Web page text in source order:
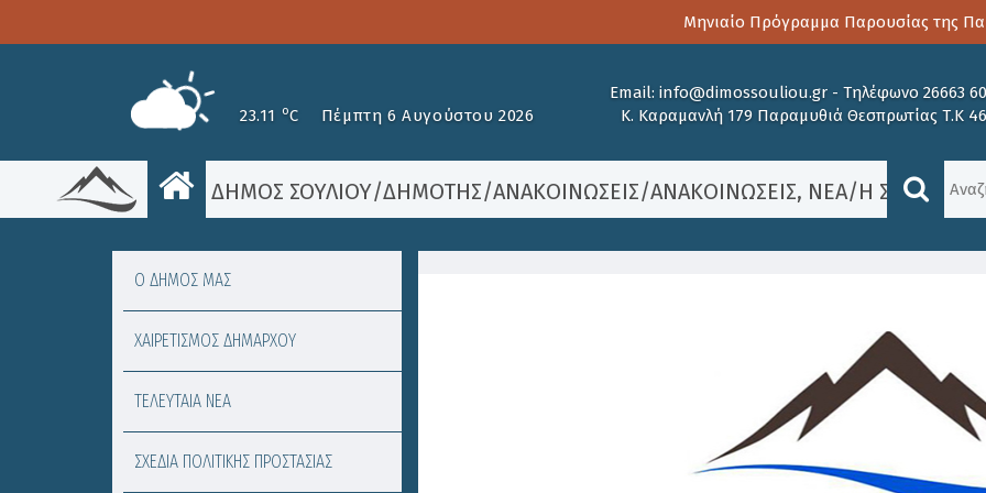
Μηνιαίο Πρόγραμμα Παρουσίας της
23.11 oC Πέμπτη 6 Αυγούστου 2026
Email: info@dimossouliou.gr - Τηλέφωνο 26663
Κ. Καραμανλή 179 Παραμυθιά Θεσπρωτίας Τ.Κ
ΔΗΜΟΣ ΣΟΥΛΙΟΥ/ΔΗΜΟΤΗΣ/ΑΝΑΚΟΙΝΏΣΕΙΣ/ΑΝΑΚΟΙΝΏΣΕΙΣ, ΝΈΑ/Η
Ο ΔΗΜΟΣ ΜΑΣ
ΧΑΙΡΕΤΙΣΜΟΣ ΔΗΜΑΡΧΟΥ
ΤΕΛΕΥΤΑΙΑ ΝΕΑ
ΣΧΕΔΙΑ ΠΟΛΙΤΙΚΗΣ ΠΡΟΣΤΑΣΙΑΣ